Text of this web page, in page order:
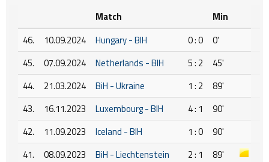
Match
Min
46.
10.09.2024 Hungary - BIH 0 : 0
0'
45.
07.09.2024 Netherlands - BIH 5 : 2
45'
44.
21.03.2024 BiH - Ukraine 1 : 2
89'
43.
16.11.2023 Luxembourg - BIH 4 : 1
90'
42.
11.09.2023 Iceland - BIH 1 : 0
90'
41.
08.09.2023 BiH - Liechtenstein 2 : 1
89'